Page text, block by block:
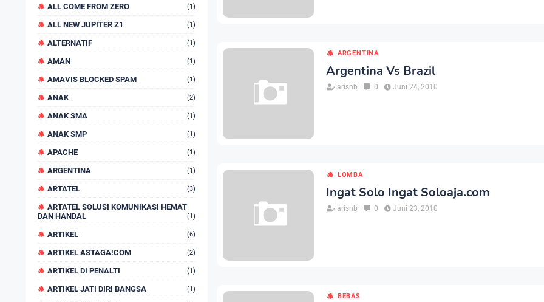
ALL COME FROM ZERO (1)
ALL NEW JUPITER Z1 (1)
ALTERNATIF (1)
AMAN (1)
AMAVIS BLOCKED SPAM (1)
ANAK (2)
ANAK SMA (1)
ANAK SMP (1)
APACHE (1)
ARGENTINA (1)
ARTATEL (3)
ARTATEL SOLUSI KOMUNIKASI HEMAT
DAN HANDAL
(1)
ARTIKEL (6)
ARTIKEL ASTAGA!COM (2)
ARTIKEL DI PENALTI (1)
ARTIKEL JATI DIRI BANGSA (1)
ARGENTINA
Argentina Vs Brazil
arisnb 0 Juni 24, 2010
LOMBA
Ingat Solo Ingat Soloaja.com
arisnb 0 Juni 23, 2010
BEBAS